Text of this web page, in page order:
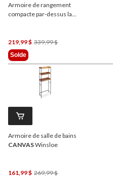
Armoire de rangement
compacte par-dessus la
219,99 $ 339,99 $Prix
339,99 $
Solde
Armoire de salle de bains
CANVASWinsloe
161,99 $ 269,99 $Prix